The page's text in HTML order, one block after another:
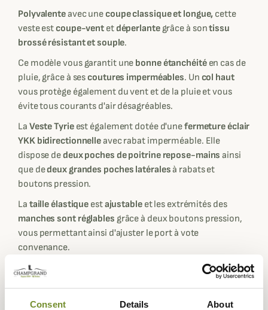
Consent Details About
Polyvalenteavec unecoupe classique et longue, cette
veste estcoupe-vent etdéperlantegrâce à sontissu
brossé résistant et souple.
Ce modèlevous garantit une bonne étanchéitéen cas de
pluie, grâce à sescoutures imperméables. Un col haut
vous protège également du vent et de la pluie et vous
évite tous courants d'air désagréables.
La Veste Tyrieest également dotée d'unefermeture éclair
YKK bidirectionnelleavec rabat imperméable. Elle
dispose dedeux poches de poitrine repose-mains ainsi
que dedeux grandes poches latéralesà rabats et
boutons pression.
La taille élastique estajustableet les extrémités des
manches sont réglables grâce à deux boutons pression,
vous permettant ainsi d'ajuster le port à vote
convenance.
Cetteveste polyvalente
peut être portée tout au log de
l'année, il suffit juste d'adapter les sous-couches en